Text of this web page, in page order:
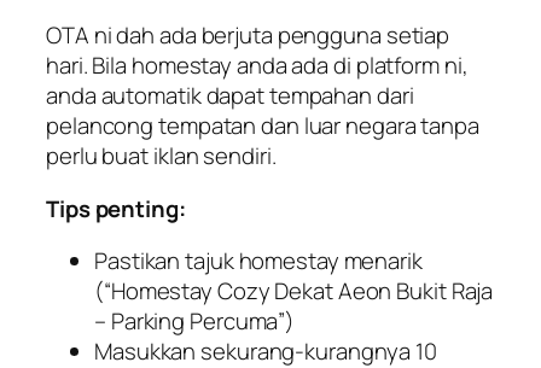
OTA ni dah ada berjuta pengguna setiap
hari. Bila homestay anda ada di platform ni,
anda automatik dapat tempahan dari
pelancong tempatan dan luar negara tanpa
perlu buat iklan sendiri.
Tips penting:
Pastikan tajuk homestay menarik
(“Homestay Cozy Dekat Aeon Bukit Raja
– Parking Percuma”)
Masukkan sekurang-kurangnya 10